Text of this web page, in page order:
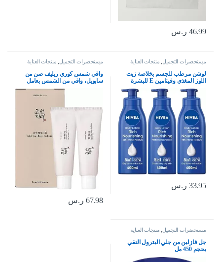
46.99 ر.س
مستحضرات التجميل منتجات العناية
بالبشرة
لوشن مرطب للجسم بخلاصة زيت
اللوز المغذي وفيتامين E للبشرة
شديدة الجفاف من نيفيا، 3×400 مل
33.95 ر.س
مستحضرات التجميل منتجات العناية
بالبشرة
واقي شمس كوري ريليف صن من
سابويل، واقي من الشمس بعامل
حماية SPF50+ PA+++، مستحضر
عضوي كوري للعناية بالبشرة من
الأشعة فوق البنفسجية (2 قطعة)،
منريكسينج
67.98 ر.س
مستحضرات التجميل منتجات العناية
بالبشرة
جل فازلين من جلي البترول النقي
بحجم 450 مل